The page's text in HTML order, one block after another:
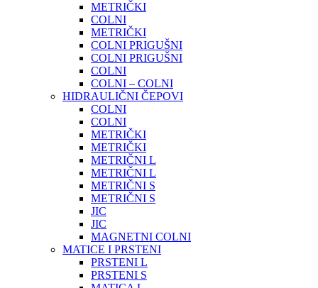
METRIČKI
COLNI
METRIČKI
COLNI PRIGUŠNI
COLNI PRIGUŠNI
COLNI
COLNI – COLNI
HIDRAULIČNI ČEPOVI
COLNI
COLNI
METRIČKI
METRIČKI
METRIČNI L
METRIČNI L
METRIČNI S
METRIČNI S
JIC
JIC
MAGNETNI COLNI
MATICE I PRSTENI
PRSTENI L
PRSTENI S